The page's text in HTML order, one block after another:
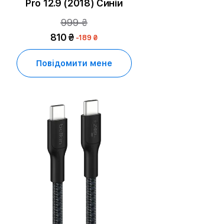
Pro 12.9 (2018) Синій
999 ₴
810 ₴ -189 ₴
Повідомити мене